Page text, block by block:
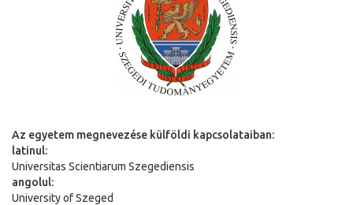
Az egyetem megnevezése külföldi kapcsolataiban:
latinul:
Universitas Scientiarum Szegediensis
angolul:
University of Szeged